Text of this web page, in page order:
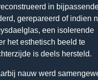
in
gerepareerd of indien
een isolerende
het esthetisch beeld te
is deels hersteld.
nauw werd